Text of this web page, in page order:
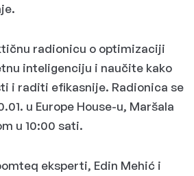
radionicu o optimizaciji
inteligenciju i naučite kako
i raditi efikasnije. Radionica se
u Europe House-u, Maršala
u 10:00 sati.
eksperti, Edin Mehić i